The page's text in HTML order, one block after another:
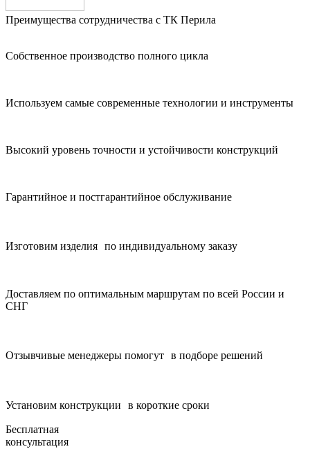
Преимущества сотрудничества с ТК Перила
Собственное производство полного цикла
Используем самые современные технологии и инструменты
Высокий уровень точности и устойчивости конструкций
Гарантийное и постгарантийное обслуживание
Изготовим изделия по индивидуальному заказу
Доставляем по оптимальным маршрутам по всей России и
СНГ
Отзывчивые менеджеры помогут в подборе решений
Установим конструкции в короткие сроки
Бесплатная
консультация